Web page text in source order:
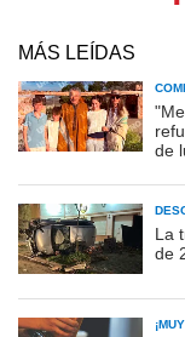
MÁS LEÍDAS
de
La
de